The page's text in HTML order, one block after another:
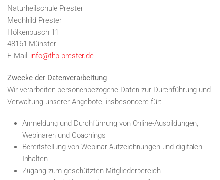
Naturheilschule Prester
Mechhild Prester
Hölkenbusch 11
48161 Münster
E-Mail: info@thp-prester.de
Zwecke der Datenverarbeitung
Wir verarbeiten personenbezogene Daten zur Durchführung und
Verwaltung unserer Angebote, insbesondere für:
Anmeldung und Durchführung von Online-Ausbildungen,
Webinaren und Coachings
Bereitstellung von Webinar-Aufzeichnungen und digitalen
Inhalten
Zugang zum geschützten Mitgliederbereich